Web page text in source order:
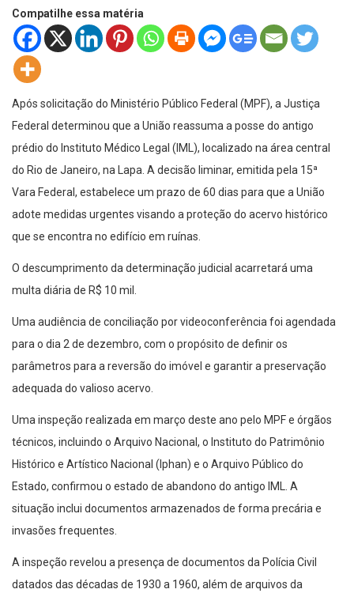
Compatilhe essa matéria
Após solicitação do Ministério Público Federal (MPF), a Justiça
Federal determinou que a União reassuma a posse do antigo
prédio do Instituto Médico Legal (IML), localizado na área central
do Rio de Janeiro, na Lapa. A decisão liminar, emitida pela 15ª
Vara Federal, estabelece um prazo de 60 dias para que a União
adote medidas urgentes visando a proteção do acervo histórico
que se encontra no edifício em ruínas.
O descumprimento da determinação judicial acarretará uma
multa diária de R$ 10 mil.
Uma audiência de conciliação por videoconferência foi agendada
para o dia 2 de dezembro, com o propósito de definir os
parâmetros para a reversão do imóvel e garantir a preservação
adequada do valioso acervo.
Uma inspeção realizada em março deste ano pelo MPF e órgãos
técnicos, incluindo o Arquivo Nacional, o Instituto do Patrimônio
Histórico e Artístico Nacional (Iphan) e o Arquivo Público do
Estado, confirmou o estado de abandono do antigo IML. A
situação inclui documentos armazenados de forma precária e
invasões frequentes.
A inspeção revelou a presença de documentos da Polícia Civil
datados das décadas de 1930 a 1960, além de arquivos da